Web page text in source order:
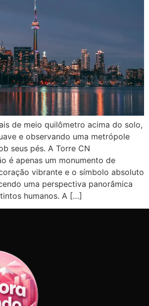
de meio quilômetro acima do solo,
e observando uma metrópole
seus pés. A Torre CN
é apenas um monumento de
vibrante e o símbolo absoluto
uma perspectiva panorâmica
humanos. A […]